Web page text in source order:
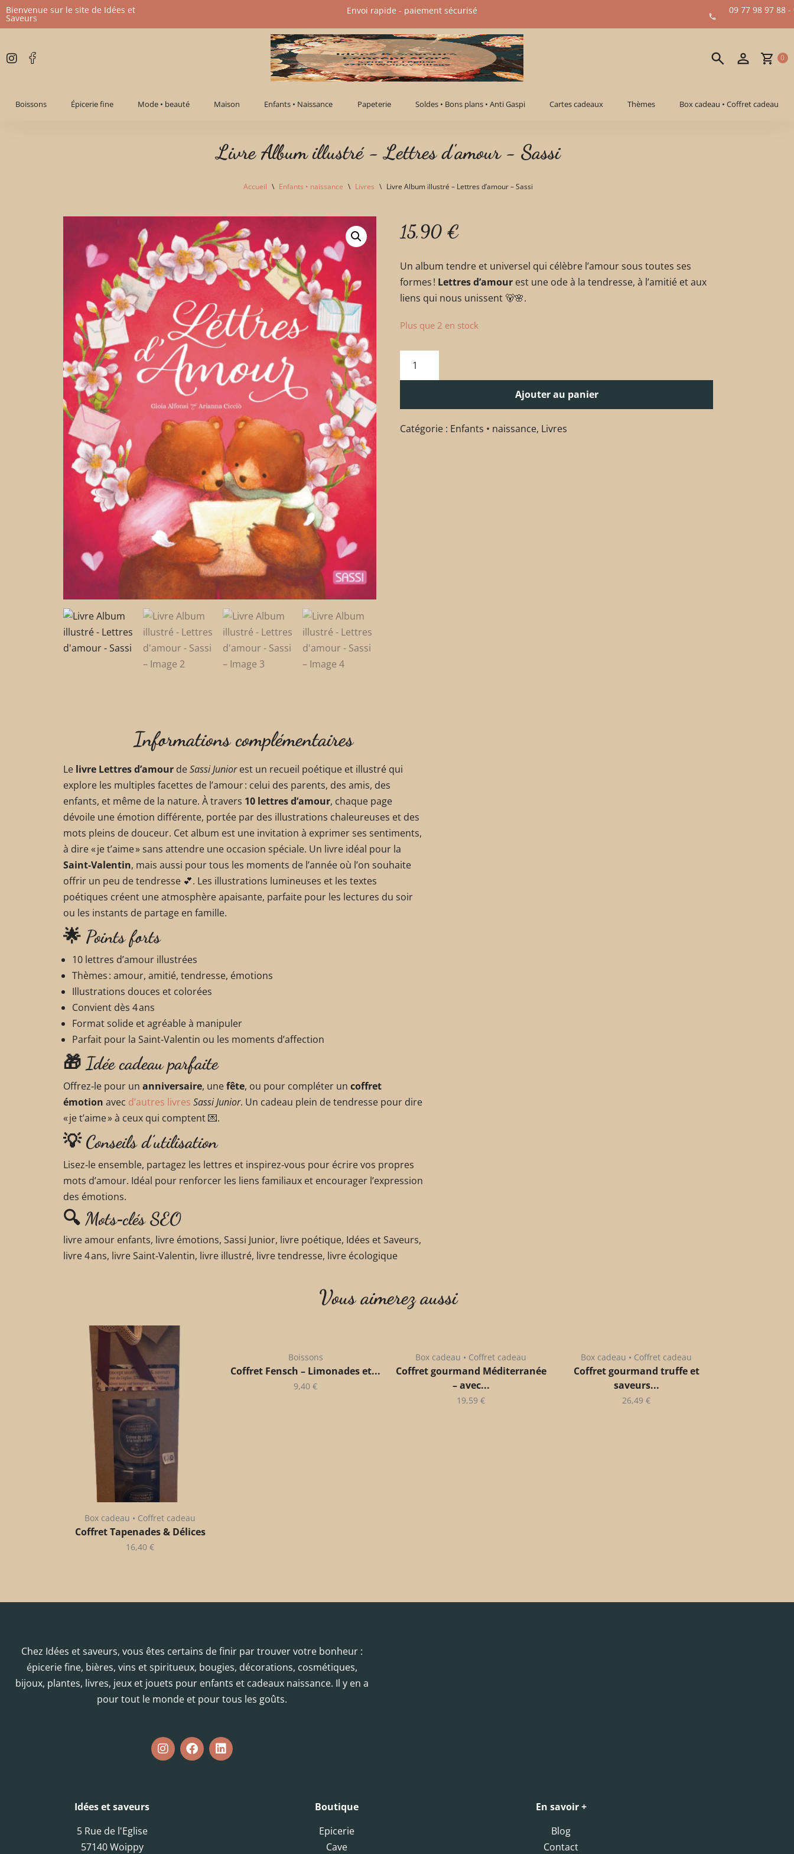
Aller
contenu
Bienvenue sur le site de Idées et
Saveurs
09 77 98 97 88 -
Envoi rapide - paiement sécurisé​
0
Boissons Épicerie fine Mode • beauté Maison Enfants • Naissance Papeterie Soldes • Bons plans • Anti Gaspi Cartes cadeaux Thèmes Box cadeau • Coffret cadeau
Livre Album illustré - Lettres d'amour - Sassi
Accueil \ Enfants • naissance \ Livres \ Livre Album illustré – Lettres d’amour – Sassi
15,90 €
Un album tendre et universel qui célèbre l’amour sous toutes ses
formes ! Lettres d’amour est une ode à la tendresse, à l’amitié et aux
liens qui nous unissent 🐻🌸.
Plus que 2 en stock
Ajouter au panier
Catégorie : Enfants • naissance, Livres
Informations complémentaires
Le livre Lettres d’amour deSassi Juniorest un recueil poétique et illustré qui
explore les multiples facettes de l’amour : celui des parents, des amis, des
enfants, et même de la nature. À travers 10 lettres d’amour, chaque page
dévoile une émotion différente, portée par des illustrations chaleureuses et des
mots pleins de douceur. Cet album est une invitation à exprimer ses sentiments,
à dire « je t’aime » sans attendre une occasion spéciale. Un livre idéal pour la
Saint‑Valentin, mais aussi pour tous les moments de l’année où l’on souhaite
offrir un peu de tendresse 💕. Les illustrations lumineuses et les textes
poétiques créent une atmosphère apaisante, parfaite pour les lectures du soir
ou les instants de partage en famille.
🌟 Points forts
10 lettres d’amour illustrées
Thèmes : amour, amitié, tendresse, émotions
Illustrations douces et colorées
Convient dès 4 ans
Format solide et agréable à manipuler
Parfait pour la Saint‑Valentin ou les moments d’affection
🎁 Idée cadeau parfaite
Offrez‑le pour un anniversaire, unefête, ou pour compléter un coffret
émotion avec d’autres livres Sassi Junior. Un cadeau plein de tendresse pour dire
« je t’aime » à ceux qui comptent 💌.
💡 Conseils d’utilisation
Lisez‑le ensemble, partagez les lettres et inspirez‑vous pour écrire vos propres
mots d’amour. Idéal pour renforcer les liens familiaux et encourager l’expression
des émotions.
🔍 Mots‑clés SEO
livre amour enfants, livre émotions, Sassi Junior, livre poétique, Idées et Saveurs,
livre 4 ans, livre Saint‑Valentin, livre illustré, livre tendresse, livre écologique
Vous aimerez aussi
Box cadeau • Coffret cadeau
Coffret Tapenades & Délices
16,40 €
Boissons
Coffret Fensch – Limonades et...
9,40 €
Box cadeau • Coffret cadeau
Coffret gourmand Méditerranée
– avec...
19,59 €
Box cadeau • Coffret cadeau
Coffret gourmand truffe et
saveurs...
26,49 €
Chez Idées et saveurs, vous êtes certains de finir par trouver votre bonheur :
épicerie fine, bières, vins et spiritueux, bougies, décorations, cosmétiques,
bijoux, plantes, livres, jeux et jouets pour enfants et cadeaux naissance. Il y en a
pour tout le monde et pour tous les goûts.
Idées et saveurs
5 Rue de l'Eglise
57140 Woippy
Boutique
Epicerie
Cave
En savoir +
Blog
Contact